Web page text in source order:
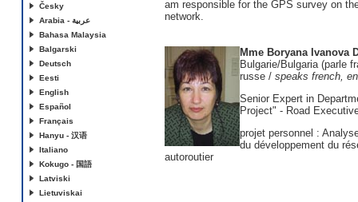
Česky
Arabia - عربية
Bahasa Malaysia
Balgarski
Deutsch
Eesti
English
Español
Français
Hanyu - 汉语
Italiano
Kokugo - 国語
Latviski
Lietuviskai
am responsible for the GPS survey on
network.
Mme Boryana Ivanova
Bulgarie/Bulgaria (parle
russe / speaks french,
Senior Expert in
Project" - Road
projet personnel :
du développement du
autoroutier